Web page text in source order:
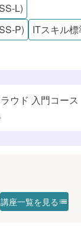
L)
P)
ITスキル標
ウド 入門コー
講座一覧を見る